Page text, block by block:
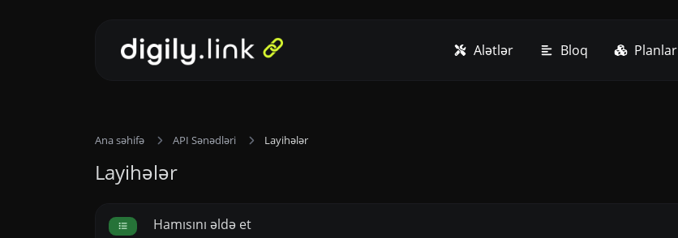
Alətlər Bloq Planlar
Ana səhifə API Sənədləri Layihələr
Layihələr
Hamısını əldə et